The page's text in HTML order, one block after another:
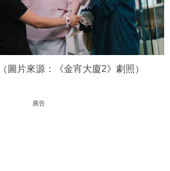
圖片來源：《金宵大廈2》劇照）
廣告